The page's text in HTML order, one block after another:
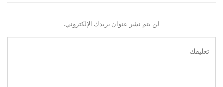
لن يتم نشر عنوان بريدك الإلكتروني.